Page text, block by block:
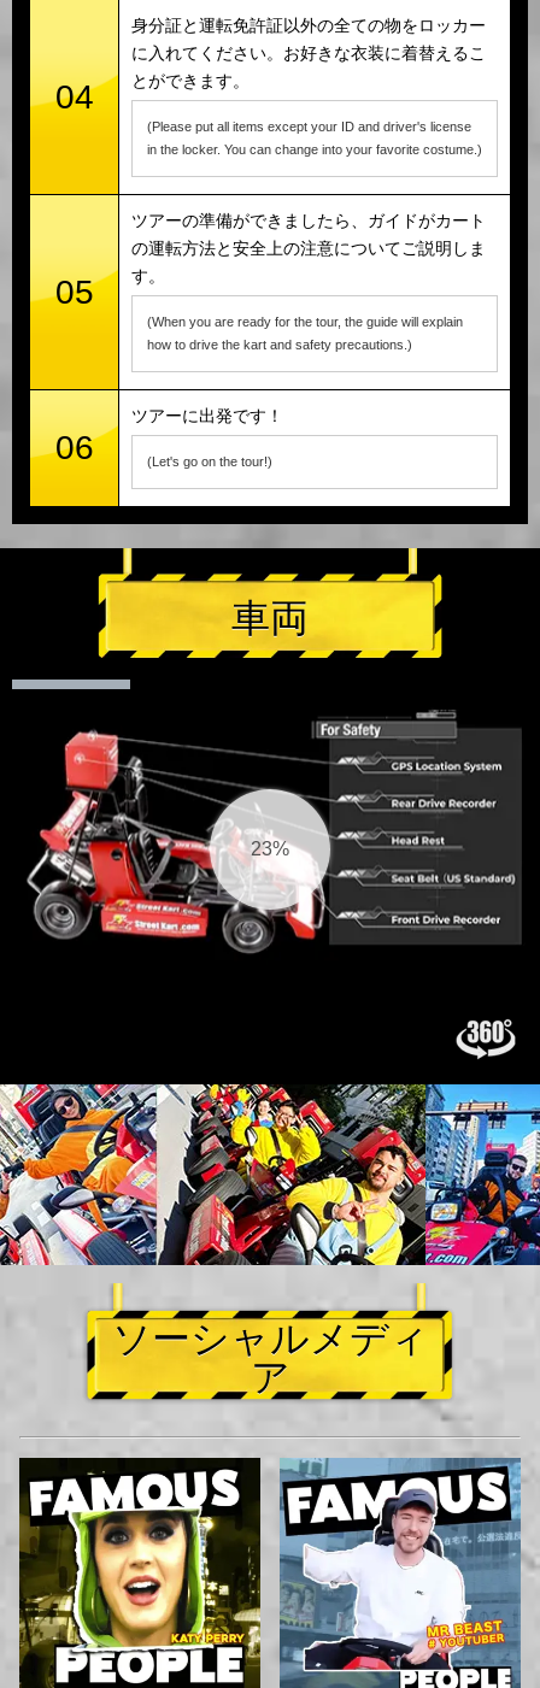
04
身分証と運転免許証以外の全ての物をロッカー
に入れてください。お好きな衣装に着替えるこ
とができます。
(Please put all items except your ID and driver's license
in the locker. You can change into your favorite costume.)
05
ツアーの準備ができましたら、ガイドがカート
の運転方法と安全上の注意についてご説明しま
す。
(When you are ready for the tour, the guide will explain
how to drive the kart and safety precautions.)
06
ツアーに出発です！
(Let's go on the tour!)
車両
25%
ソーシャルメディ
ア